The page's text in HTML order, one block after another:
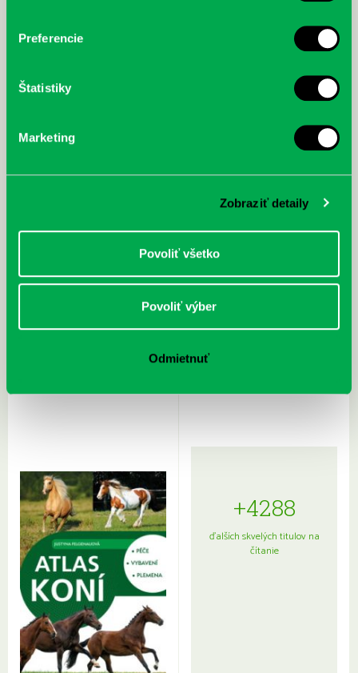
Preferencie
Štatistiky
Marketing
Zobraziť detaily
Povoliť všetko
Povoliť výber
Odmietnuť
cyklistu modernej doby:
Rudź, Przemyslaw: Atlas hviezd:
Sprievodca po hviezdnej oblohe
Hardy, Paula: Japonsko na tanieri:
kompletný sprievodca
+4288
ďalších skvelých titulov na
čítanie